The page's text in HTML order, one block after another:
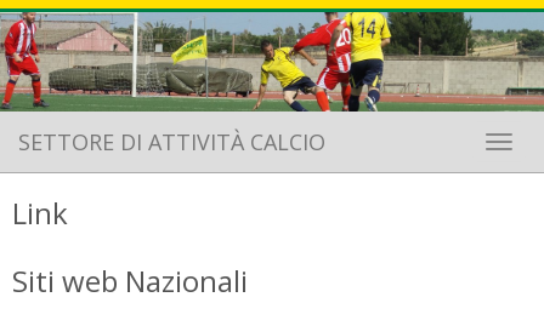
SETTORE DI ATTIVITÀ CALCIO
Link
Siti web Nazionali